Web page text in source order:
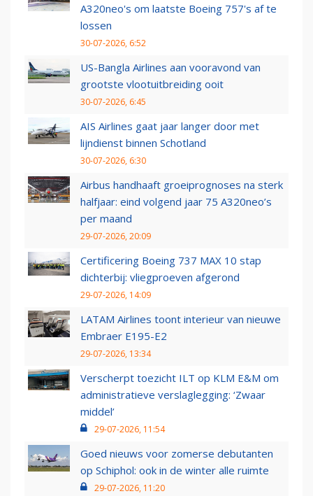
A320neo's om laatste Boeing 757's af te
lossen
30-07-2026, 6:52
US-Bangla Airlines aan vooravond van
grootste vlootuitbreiding ooit
30-07-2026, 6:45
AIS Airlines gaat jaar langer door met
lijndienst binnen Schotland
30-07-2026, 6:30
Airbus handhaaft groeiprognoses na sterk
halfjaar: eind volgend jaar 75 A320neo’s
per maand
29-07-2026, 20:09
Certificering Boeing 737 MAX 10 stap
dichterbij: vliegproeven afgerond
29-07-2026, 14:09
LATAM Airlines toont interieur van nieuwe
Embraer E195-E2
29-07-2026, 13:34
Verscherpt toezicht ILT op KLM E&M om
administratieve verslaglegging: ‘Zwaar
middel’
29-07-2026, 11:54
Goed nieuws voor zomerse debutanten
op Schiphol: ook in de winter alle ruimte
29-07-2026, 11:20